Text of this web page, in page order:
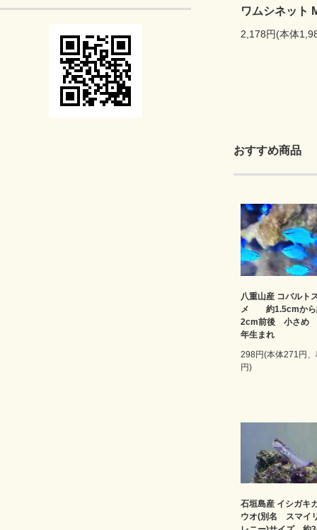
ワムシネット
2,178円(本体
おすすめ商品
八重山産 コバルト
メ 約1.5cmから
2cm前後 小さめ
年生まれ
298円(本体271円
円)
石垣島産 イシガキ
ウオ(別名 スマイ